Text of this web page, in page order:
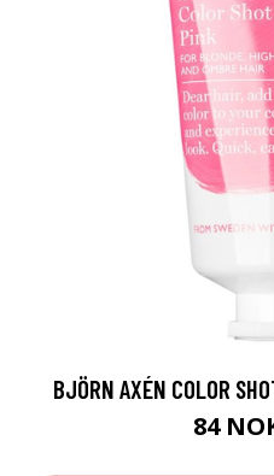
BJÖRN AXÉN COLOR
84